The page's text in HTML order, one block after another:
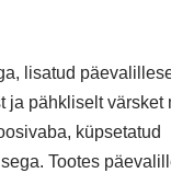
lisatud
ja pähkliselt värsket
küpsetatud
Tootes